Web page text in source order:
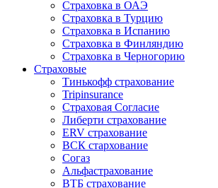
Страховка в ОАЭ
Страховка в Турцию
Страховка в Испанию
Страховка в Финляндию
Страховка в Черногорию
Страховые
Тинькофф страхование
Tripinsurance
Страховая Согласие
Либерти страхование
ERV страхование
ВСК стархование
Согаз
Альфастрахование
ВТБ страхование